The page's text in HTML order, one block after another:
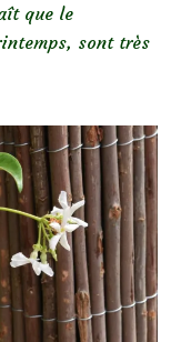
que le
sont très